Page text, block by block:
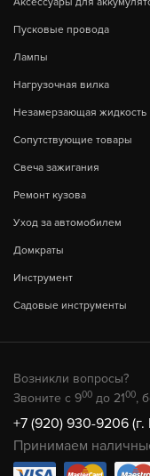
Пусковые провода
Лампы
Нагрузочная вилка
Незамерзающая жидкость
Сопутствующие товары
Свеча зажигания
Ремонт кузова
Уход за автомобилем
Домкраты
Инструмент
Садовые инструменты
Возникли вопросы?
Звоните с 900 до 2100,
+7 (920) 930-9206
Принимаем